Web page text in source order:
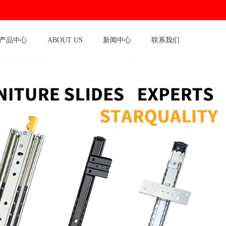
品中心 ABOUT US 新闻中心 联系我们